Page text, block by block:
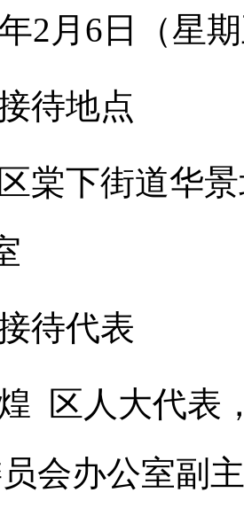
2月6日（星
待地点
棠下街道华
待代表
区人大代表
会办公室副